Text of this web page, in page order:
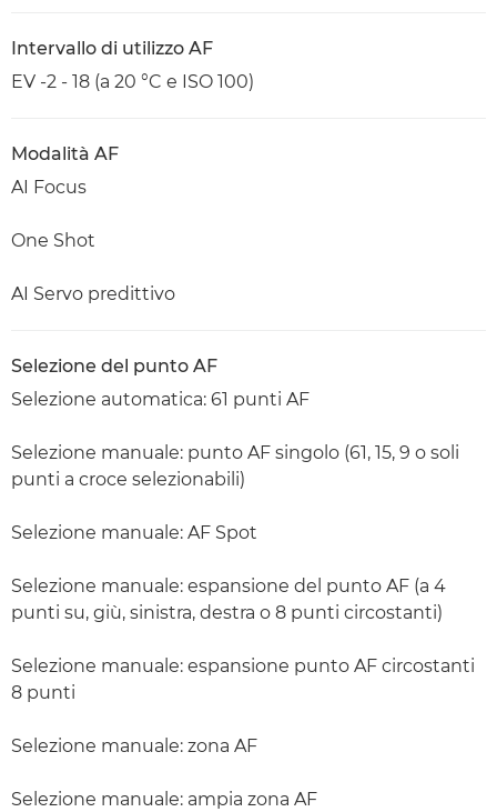
Intervallo di utilizzo AF
EV -2 - 18 (a 20 °C e ISO 100)
Modalità AF
AI Focus
One Shot
AI Servo predittivo
Selezione del punto AF
Selezione automatica: 61 punti AF
Selezione manuale: punto AF singolo (61, 15, 9 o soli
punti a croce selezionabili)
Selezione manuale: AF Spot
Selezione manuale: espansione del punto AF (a 4
punti su, giù, sinistra, destra o 8 punti circostanti)
Selezione manuale: espansione punto AF circostanti
8 punti
Selezione manuale: zona AF
Selezione manuale: ampia zona AF